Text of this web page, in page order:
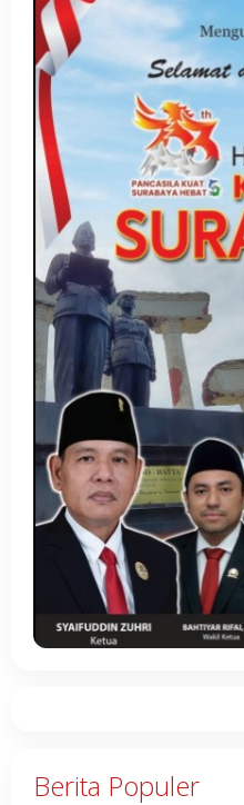
Berita Populer